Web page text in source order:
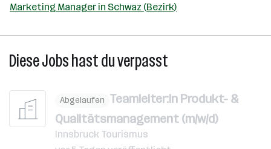
Marketing Manager in Schwaz (Bezirk)
Diese Jobs hast du verpasst
Abgelaufen Teamleiter:in Produkt- &
Qualitätsmanagement (m/w/d)
Innsbruck Tourismus